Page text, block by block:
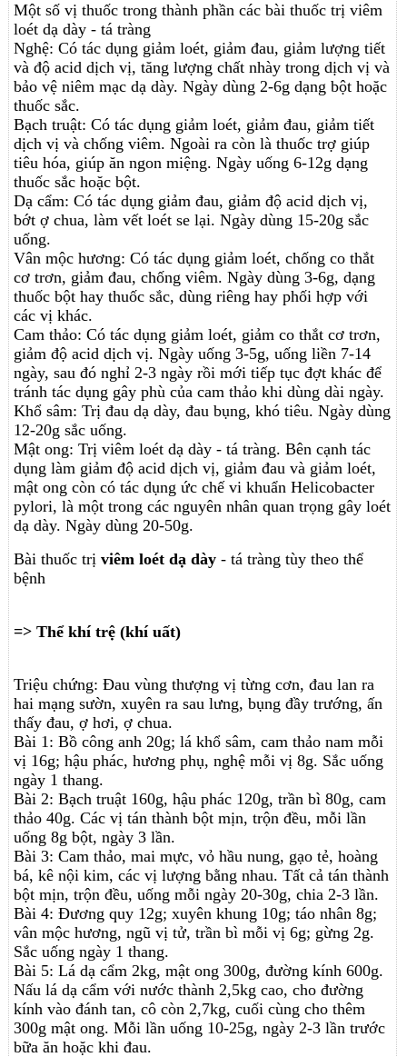
Một số vị thuốc trong thành phần các bài thuốc trị viêm
loét dạ dày - tá tràng
Nghệ: Có tác dụng giảm loét, giảm đau, giảm lượng tiết
và độ acid dịch vị, tăng lượng chất nhày trong dịch vị và
bảo vệ niêm mạc dạ dày. Ngày dùng 2-6g dạng bột hoặc
thuốc sắc.
Bạch truật: Có tác dụng giảm loét, giảm đau, giảm tiết
dịch vị và chống viêm. Ngoài ra còn là thuốc trợ giúp
tiêu hóa, giúp ăn ngon miệng. Ngày uống 6-12g dạng
thuốc sắc hoặc bột.
Dạ cẩm: Có tác dụng giảm đau, giảm độ acid dịch vị,
bớt ợ chua, làm vết loét se lại. Ngày dùng 15-20g sắc
uống.
Vân mộc hương: Có tác dụng giảm loét, chống co thắt
cơ trơn, giảm đau, chống viêm. Ngày dùng 3-6g, dạng
thuốc bột hay thuốc sắc, dùng riêng hay phối hợp với
các vị khác.
Cam thảo: Có tác dụng giảm loét, giảm co thắt cơ trơn,
giảm độ acid dịch vị. Ngày uống 3-5g, uống liền 7-14
ngày, sau đó nghỉ 2-3 ngày rồi mới tiếp tục đợt khác để
tránh tác dụng gây phù của cam thảo khi dùng dài ngày.
Khổ sâm: Trị đau dạ dày, đau bụng, khó tiêu. Ngày dùng
12-20g sắc uống.
Mật ong: Trị viêm loét dạ dày - tá tràng. Bên cạnh tác
dụng làm giảm độ acid dịch vị, giảm đau và giảm loét,
mật ong còn có tác dụng ức chế vi khuẩn Helicobacter
pylori, là một trong các nguyên nhân quan trọng gây loét
dạ dày. Ngày dùng 20-50g.
Bài thuốc trịviêm loét dạ dày- tá tràng tùy theo thể
bệnh
=> Thể khí trệ (khí uất)
Triệu chứng: Đau vùng thượng vị từng cơn, đau lan ra
hai mạng sườn, xuyên ra sau lưng, bụng đầy trướng, ấn
thấy đau, ợ hơi, ợ chua.
Bài 1: Bồ công anh 20g; lá khổ sâm, cam thảo nam mỗi
vị 16g; hậu phác, hương phụ, nghệ mỗi vị 8g. Sắc uống
ngày 1 thang.
Bài 2: Bạch truật 160g, hậu phác 120g, trần bì 80g, cam
thảo 40g. Các vị tán thành bột mịn, trộn đều, mỗi lần
uống 8g bột, ngày 3 lần.
Bài 3: Cam thảo, mai mực, vỏ hầu nung, gạo tẻ, hoàng
bá, kê nội kim, các vị lượng bằng nhau. Tất cả tán thành
bột mịn, trộn đều, uống mỗi ngày 20-30g, chia 2-3 lần.
Bài 4: Đương quy 12g; xuyên khung 10g; táo nhân 8g;
vân mộc hương, ngũ vị tử, trần bì mỗi vị 6g; gừng 2g.
Sắc uống ngày 1 thang.
Bài 5: Lá dạ cẩm 2kg, mật ong 300g, đường kính 600g.
Nấu lá dạ cẩm với nước thành 2,5kg cao, cho đường
kính vào đánh tan, cô còn 2,7kg, cuối cùng cho thêm
300g mật ong. Mỗi lần uống 10-25g, ngày 2-3 lần trước
bữa ăn hoặc khi đau.